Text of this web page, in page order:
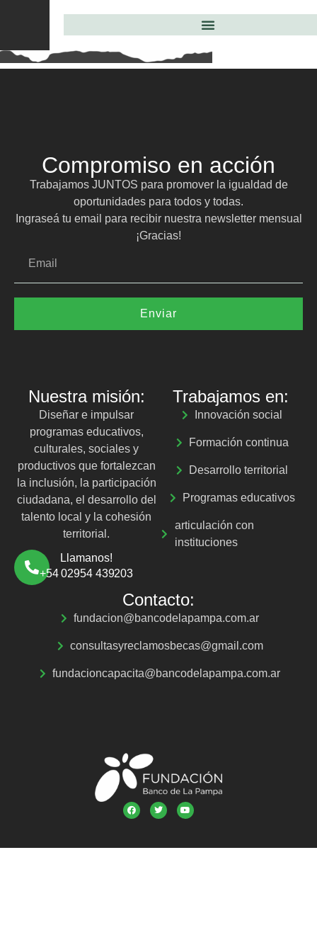
Compromiso en acción
Trabajamos JUNTOS para promover la igualdad de
oportunidades para todos y todas.
Ingraseá tu email para recibir nuestra newsletter mensual
¡Gracias!
Enviar
Nuestra misión:
Diseñar e impulsar
programas educativos,
culturales, sociales y
productivos que fortalezcan
la inclusión, la participación
ciudadana, el desarrollo del
talento local y la cohesión
territorial.
Llamanos!
+54 02954 439203
Trabajamos en:
Innovación social
Formación continua
Desarrollo territorial
Programas educativos
articulación con
instituciones
Contacto:
fundacion@bancodelapampa.com.ar
consultasyreclamosbecas@gmail.com
fundacioncapacita@bancodelapampa.com.ar